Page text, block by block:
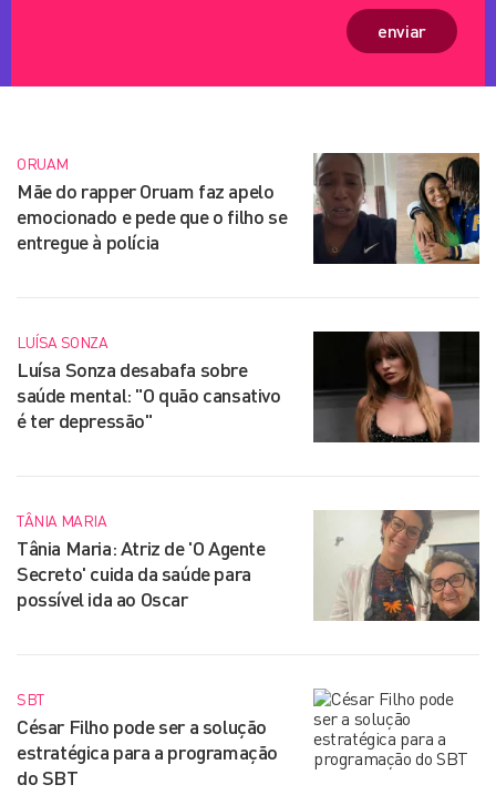
enviar
ORUAM
Mãe do rapper Oruam faz apelo
emocionado e pede que o filho se
entregue à polícia
LUÍSA SONZA
Luísa Sonza desabafa sobre
saúde mental: "O quão cansativo
é ter depressão"
TÂNIA MARIA
Tânia Maria: Atriz de 'O Agente
Secreto' cuida da saúde para
possível ida ao Oscar
SBT
César Filho pode ser a solução
estratégica para a programação
do SBT